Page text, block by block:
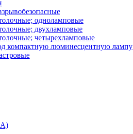
одноламповые
двухламповые
четырехламповые
компактную люминесцентную лампу